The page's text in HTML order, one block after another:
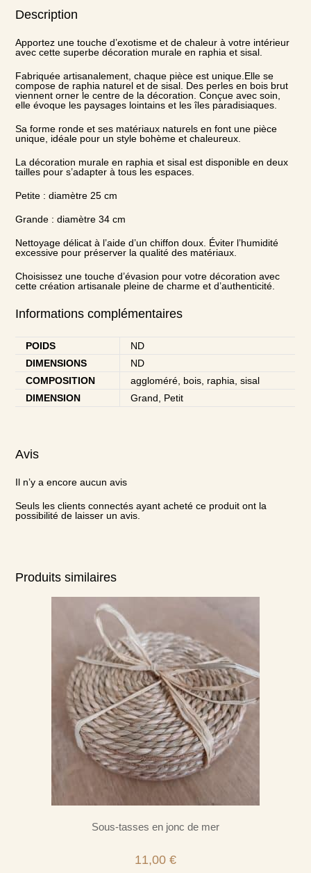
Description
Apportez une touche d’exotisme et de chaleur à votre intérieur
avec cette superbe décoration murale en raphia et sisal.
Fabriquée artisanalement, chaque pièce est unique.Elle se
compose de raphia naturel et de sisal. Des perles en bois brut
viennent orner le centre de la décoration. Conçue avec soin,
elle évoque les paysages lointains et les îles paradisiaques.
Sa forme ronde et ses matériaux naturels en font une pièce
unique, idéale pour un style bohème et chaleureux.
La décoration murale en raphia et sisal est disponible en deux
tailles pour s’adapter à tous les espaces.
Petite : diamètre 25 cm
Grande : diamètre 34 cm
Nettoyage délicat à l’aide d’un chiffon doux. Éviter l’humidité
excessive pour préserver la qualité des matériaux.
Choisissez une touche d’évasion pour votre décoration avec
cette création artisanale pleine de charme et d’authenticité.
Informations complémentaires
POIDS
ND
DIMENSIONS
ND
COMPOSITION
aggloméré, bois, raphia, sisal
DIMENSION
Grand, Petit
Avis
Il n’y a encore aucun avis
Seuls les clients connectés ayant acheté ce produit ont la
possibilité de laisser un avis.
Produits similaires
Sous-tasses en jonc de mer
11,00 €